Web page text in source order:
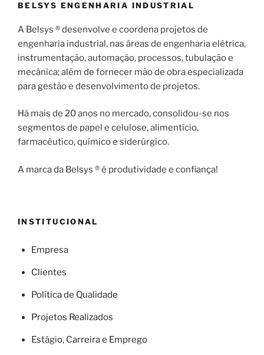
BELSYS ENGENHARIA INDUSTRIAL
A Belsys ® desenvolve e coordena projetos de
engenharia industrial, nas áreas de engenharia elétrica,
instrumentação, automação, processos, tubulação e
mecânica; além de fornecer mão de obra especializada
para gestão e desenvolvimento de projetos.
Há mais de 20 anos no mercado, consolidou-se nos
segmentos de papel e celulose, alimentício,
farmacêutico, químico e siderúrgico.
A marca da Belsys ® é produtividade e confiança!
INSTITUCIONAL
Empresa
Clientes
Política de Qualidade
Projetos Realizados
Estágio, Carreira e Emprego